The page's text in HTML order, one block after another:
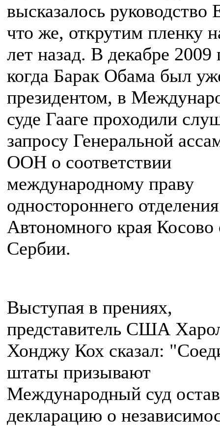
высказалось
что же, открутим пленку
лет назад. В декабре 2009
когда Барак Обама был
президентом, в
суде Гааге проходили
запросу Генеральной
ООН о соответствии
международному праву
одностороннего отделения
Автономного края Косово
Сербии.
Выступая в прениях,
представитель США
Хонджу Кох сказал:
штаты призывают
Международный суд
декларацию о